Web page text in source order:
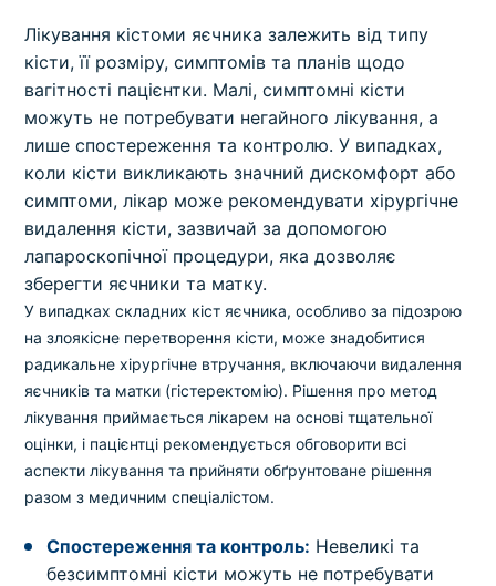
Лікування кістоми яєчника залежить від типу
кісти, її розміру, симптомів та планів щодо
вагітності пацієнтки. Малі, симптомні кісти
можуть не потребувати негайного лікування, а
лише спостереження та контролю. У випадках,
коли кісти викликають значний дискомфорт або
симптоми, лікар може рекомендувати хірургічне
видалення кісти, зазвичай за допомогою
лапароскопічної процедури, яка дозволяє
зберегти яєчники та матку.
У випадках складних кіст яєчника, особливо за підозрою
на злоякісне перетворення кісти, може знадобитися
радикальне хірургічне втручання, включаючи видалення
яєчників та матки (гістеректомію). Рішення про метод
лікування приймається лікарем на основі тщательної
оцінки, і пацієнтці рекомендується обговорити всі
аспекти лікування та прийняти обґрунтоване рішення
разом з медичним спеціалістом.
Спостереження та контроль: Невеликі та
безсимптомні кісти можуть не потребувати